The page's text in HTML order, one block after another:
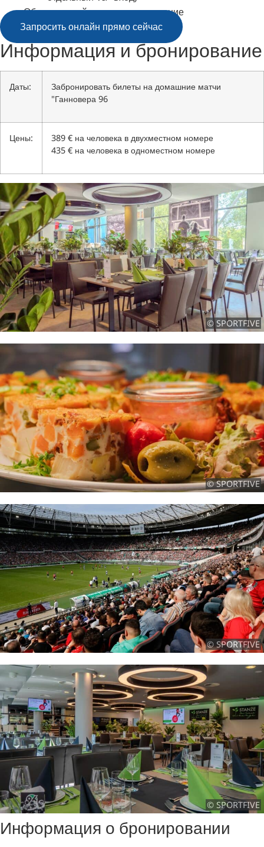
Обязательный налог на проживание
Запросить онлайн прямо сейчас
Информация и бронирование
Даты:
Забронировать билеты на домашние матчи
"Ганновера 96
Цены:
389 € на человека в двухместном номере
435 € на человека в одноместном номере
© SPORTFIVE
© SPORTFIVE
© SPORTFIVE
© SPORTFIVE
Информация о бронировании